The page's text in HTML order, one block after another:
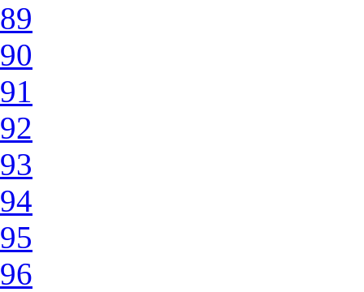
89
90
91
92
93
94
95
96